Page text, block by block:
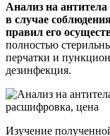
Анализ на
в случае
правил его
полностью
перчатки и
дезинфекция.
Изучение